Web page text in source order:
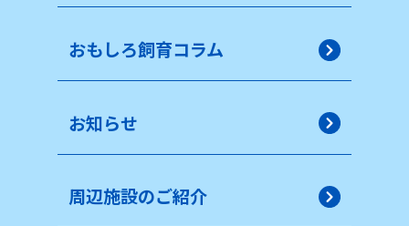
おもしろ飼育コラム
お知らせ
周辺施設のご紹介